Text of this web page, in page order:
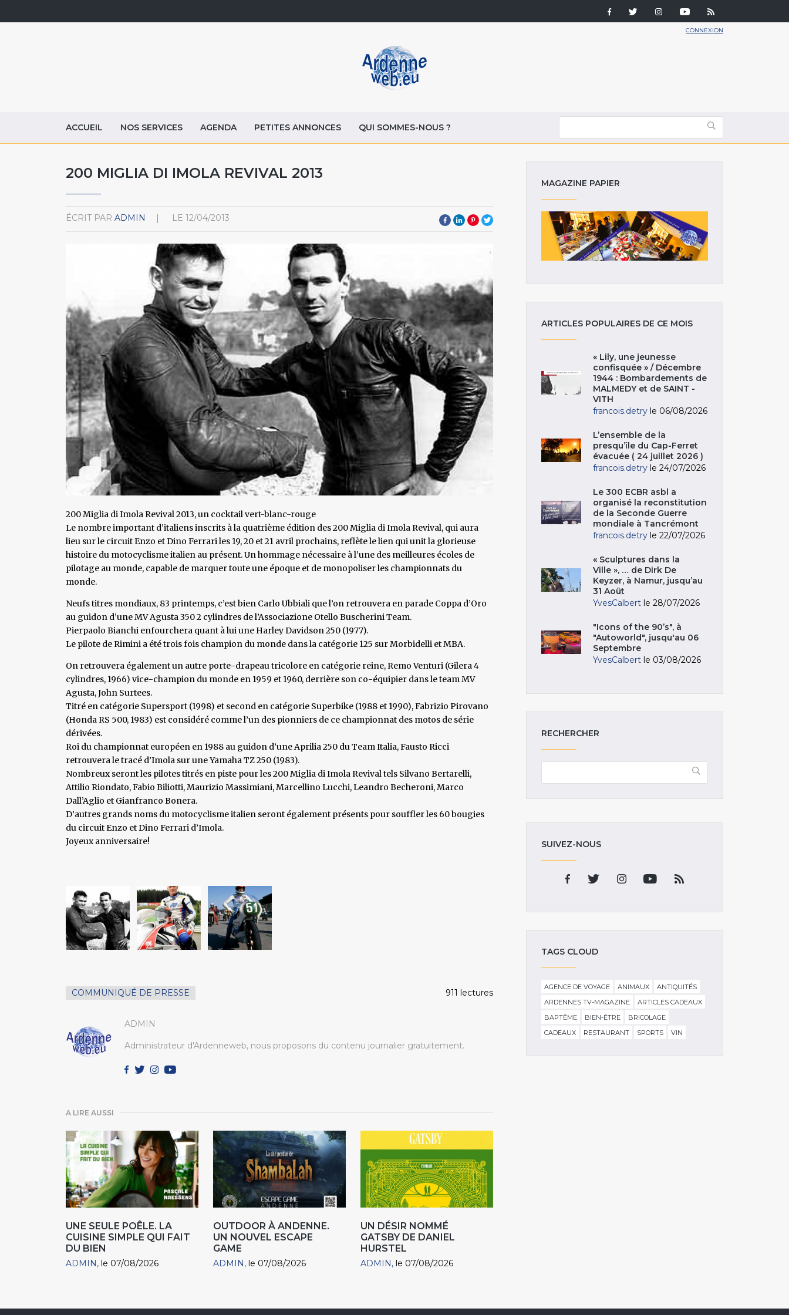
CONNEXION
ACCUEIL NOS SERVICES AGENDA PETITES ANNONCES QUI SOMMES-NOUS ?
200 MIGLIA DI IMOLA REVIVAL 2013
ÉCRIT PAR ADMIN LE 12/04/2013
200 Miglia di Imola Revival 2013, un cocktail vert-blanc-rouge
Le nombre important d’italiens inscrits à la quatrième édition des 200 Miglia di Imola Revival, qui aura
lieu sur le circuit Enzo et Dino Ferrari les 19, 20 et 21 avril prochains, reflète le lien qui unit la glorieuse
histoire du motocyclisme italien au présent. Un hommage nécessaire à l’une des meilleures écoles de
pilotage au monde, capable de marquer toute une époque et de monopoliser les championnats du
monde.
Neufs titres mondiaux, 83 printemps, c’est bien Carlo Ubbiali que l’on retrouvera en parade Coppa d’Oro
au guidon d’une MV Agusta 350 2 cylindres de l’Associazione Otello Buscherini Team.
Pierpaolo Bianchi enfourchera quant à lui une Harley Davidson 250 (1977).
Le pilote de Rimini a été trois fois champion du monde dans la catégorie 125 sur Morbidelli et MBA.
On retrouvera également un autre porte-drapeau tricolore en catégorie reine, Remo Venturi (Gilera 4
cylindres, 1966) vice-champion du monde en 1959 et 1960, derrière son co-équipier dans le team MV
Agusta, John Surtees.
Titré en catégorie Supersport (1998) et second en catégorie Superbike (1988 et 1990), Fabrizio Pirovano
(Honda RS 500, 1983) est considéré comme l’un des pionniers de ce championnat des motos de série
dérivées.
Roi du championnat européen en 1988 au guidon d’une Aprilia 250 du Team Italia, Fausto Ricci
retrouvera le tracé d’Imola sur une Yamaha TZ 250 (1983).
Nombreux seront les pilotes titrés en piste pour les 200 Miglia di Imola Revival tels Silvano Bertarelli,
Attilio Riondato, Fabio Biliotti, Maurizio Massimiani, Marcellino Lucchi, Leandro Becheroni, Marco
Dall’Aglio et Gianfranco Bonera.
D’autres grands noms du motocyclisme italien seront également présents pour souffler les 60 bougies
du circuit Enzo et Dino Ferrari d’Imola.
Joyeux anniversaire!
COMMUNIQUÉ DE PRESSE 911 lectures
ADMIN
Administrateur d'Ardenneweb, nous proposons du contenu journalier gratuitement.
A LIRE AUSSI
UNE SEULE POÊLE. LA
CUISINE SIMPLE QUI FAIT
DU BIEN
ADMIN le 07/08/2026
OUTDOOR À ANDENNE.
UN NOUVEL ESCAPE
GAME
ADMIN le 07/08/2026
UN DÉSIR NOMMÉ
GATSBY DE DANIEL
HURSTEL
ADMIN le 07/08/2026
MAGAZINE PAPIER
ARTICLES POPULAIRES DE CE MOIS
« Lily, une jeunesse
confisquée » / Décembre
1944 : Bombardements de
MALMEDY et de SAINT -
VITH
francois.detry le 06/08/2026
L’ensemble de la
presqu’île du Cap-Ferret
évacuée ( 24 juillet 2026 )
francois.detry le 24/07/2026
Le 300 ECBR asbl a
organisé la reconstitution
de la Seconde Guerre
mondiale à Tancrémont
francois.detry le 22/07/2026
« Sculptures dans la
Ville », … de Dirk De
Keyzer, à Namur, jusqu’au
31 Août
YvesCalbert le 28/07/2026
"Icons of the 90’s", à
"Autoworld", jusqu'au 06
Septembre
YvesCalbert le 03/08/2026
RECHERCHER
SUIVEZ-NOUS
TAGS CLOUD
AGENCE DE VOYAGE ANIMAUX
ANTIQUITÉS
ARDENNES TV-MAGAZINE
ARTICLES CADEAUX
BAPTÊME
BIEN-ÊTRE
BRICOLAGE
CADEAUX
RESTAURANT SPORTS VIN